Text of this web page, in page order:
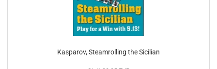
Kasparov, Steamrolling the Sicilian